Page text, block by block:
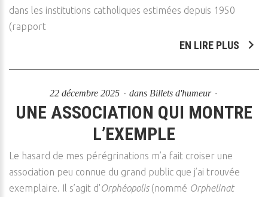
dans les institutions catholiques estimées depuis 1950
(rapport
EN LIRE PLUS
22 décembre 2025 dans Billets d'humeur
UNE ASSOCIATION QUI MONTRE
L’EXEMPLE
Le hasard de mes pérégrinations m’a fait croiser une
association peu connue du grand public que j’ai trouvée
exemplaire. Il s’agit d'Orphéopolis(nommé Orphelinat